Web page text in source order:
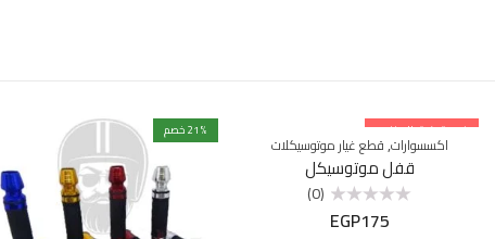
غير متوفرة بالمخزون
اكسسوارات,قطع غيار موتوسيكلات
قفل موتوسيكل
التقييم
(0)
EGP175
21% خصم